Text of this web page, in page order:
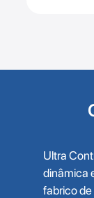
Ultra
dinâmica
fabrico